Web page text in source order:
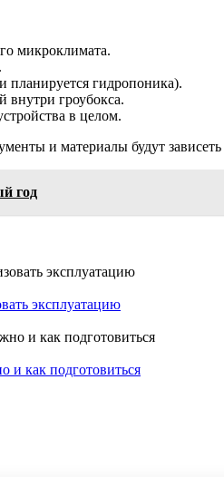
микроклимата.
планируется гидропоника).
внутри гроубокса.
в целом.
и материалы будут
год
эксплуатацию
и как подготовиться